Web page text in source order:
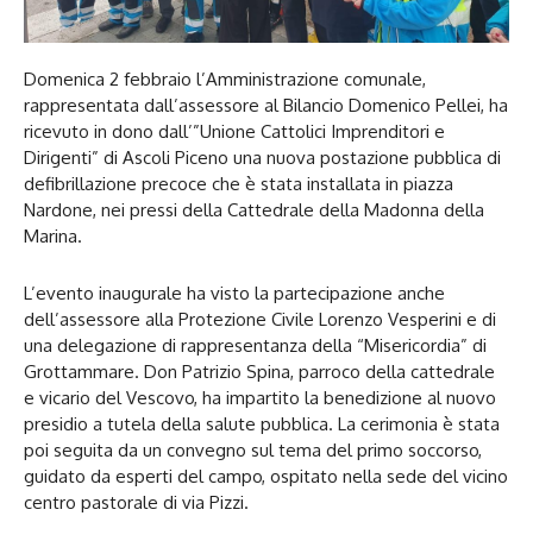
Domenica 2 febbraio l’Amministrazione comunale,
rappresentata dall’assessore al Bilancio Domenico Pellei, ha
ricevuto in dono dall’”Unione Cattolici Imprenditori e
Dirigenti” di Ascoli Piceno una nuova postazione pubblica di
defibrillazione precoce che è stata installata in piazza
Nardone, nei pressi della Cattedrale della Madonna della
Marina.
L’evento inaugurale ha visto la partecipazione anche
dell’assessore alla Protezione Civile Lorenzo Vesperini e di
una delegazione di rappresentanza della “Misericordia” di
Grottammare. Don Patrizio Spina, parroco della cattedrale
e vicario del Vescovo, ha impartito la benedizione al nuovo
presidio a tutela della salute pubblica. La cerimonia è stata
poi seguita da un convegno sul tema del primo soccorso,
guidato da esperti del campo, ospitato nella sede del vicino
centro pastorale di via Pizzi.